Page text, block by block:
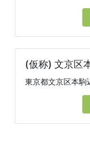
(仮称) 文京区
東京都文京区本